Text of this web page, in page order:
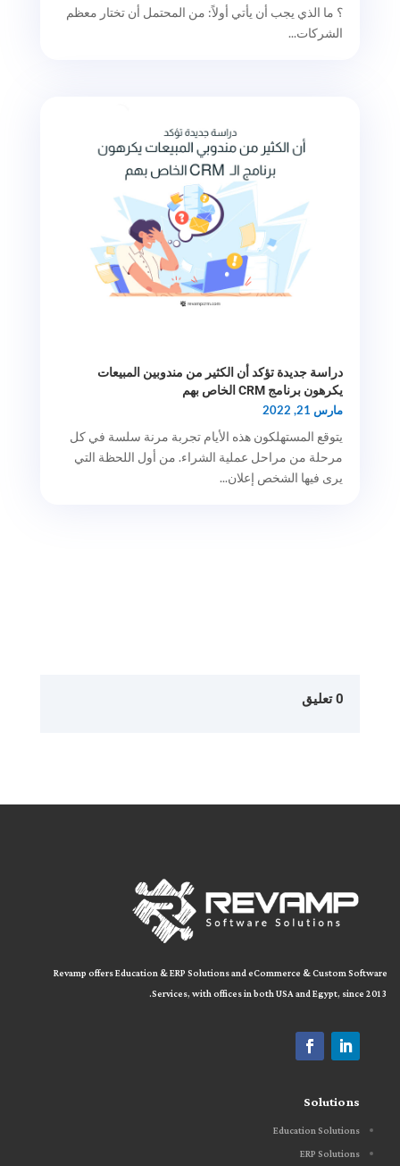
؟ ما الذي يجب أن يأتي أولاً: من المحتمل أن تختار معظم
الشركات...
دراسة جديدة تؤكد أن الكثير من مندوبين المبيعات
يكرهون برنامج CRM الخاص بهم
مارس 21, 2022
يتوقع المستهلكون هذه الأيام تجربة مرنة سلسة في كل
مرحلة من مراحل عملية الشراء. من أول اللحظة التي
يرى فيها الشخص إعلان...
0 تعليق
Revamp offers Education & ERP Solutions and eCommerce & Custom Software
Services, with offices in bothUSA and Egypt, since 2013.
Solutions
Education Solutions
ERP Solutions